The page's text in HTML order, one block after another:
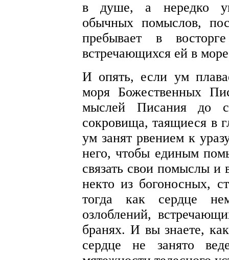
в душе, а нередко
обычных помыслов,
пребывает в
встречающихся ей в
И опять, если ум
моря Божественных
мыслей Писания до
сокровища, таящиеся в
ум занят рвением к
него, чтобы единым
связать свои помыслы и
некто из богоносных,
тогда как сердце
озлоблений,
бранях. И вы знаете,
сердце не занято